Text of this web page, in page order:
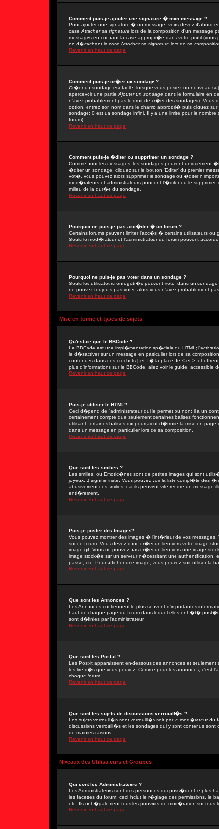
Comment puis-je ajouter une signature � mon message ?
Pour ajouter une signature � un message, vous devez d'abord
case Attacher sa signature lors de la composition d'un message
messages en cochant la case appropri�e dans votre profil
en d�cochant la case Attacher sa signature lors de sa
Revenir en haut de page
Comment puis-je cr�er un sondage ?
Cr�er un sondage est facile; lorsque vous postez un nouveau
apercevoir une partie Ajouter un sondage dans le formulaire en
n'avez probablement pas le droit de cr�er des sondages). Vous
option, entrez son nom dans le champ appropri� puis cliquez
sondage; 0 est un sondage infini. Il y a une limite pour le
forum).
Revenir en haut de page
Comment puis-je �diter ou supprimer un sondage ?
Comme pour les messages, les sondages peuvent
�diter un sondage, cliquez sur le bouton 'Editer' du premier
vot�, vous pouvez alors supprimer le sondage ou �diter
mod�rateurs et administrateurs pourront l'�diter ou le
milieu de la dur�e du sondage.
Revenir en haut de page
Pourquoi ne puis-je pas acc�der � un forum ?
Certains forums peuvent limiter l'acc�s � certains utilisateurs ou
Seuls le mod�rateur et l'administrateur du forum peuvent
Revenir en haut de page
Pourquoi ne puis-je pas voter dans un sondage ?
Seuls les utilisateurs enregistr�s peuvent voter dans un
ne pouvez toujours pas voter, alors vous n'avez probablement
Revenir en haut de page
Mise en forme et types de sujets
Qu'est-ce que le BBCode ?
Le BBCode est une impl�mentation sp�ciale du HTML;
le d�sactiver sur un message en particulier lors de sa
contenues dans des crochets [ et ] � la place de < et >, et
plus d'informations sur le BBCode, allez voir le guide, accessible
Revenir en haut de page
Puis-je utiliser le HTML?
Ceci d�pend de l'administrateur qui le permet ou non; il a un
certainement compte que seulement certaines balises
utilisant certaines balises qui pourraient d�truire la mise en
dans un message en particulier lors de sa composition.
Revenir en haut de page
Que sont les smilies ?
Les smilies, ou Emotic�nes sont de petites images qui sont
joyeux, :( signifie triste. Vous pouvez voir la liste compl�te des
abusivement ces smilies, car ils peuvent vite rendre un
enti�rement.
Revenir en haut de page
Puis-je poster des Images?
Vous pouvez montrer des images � l'int�rieur de vos messages.
sur ce forum. Vous devez donc cr�er un lien vers votre image
image.gif. Vous ne pouvez pas cr�er un lien vers une image
image stock�e sur un serveur n�cessitant une authentification,
passe, etc. Pour afficher une image, vous pouvez soit utiliser la
Revenir en haut de page
Que sont les Annonces ?
Les Annonces contiennent le plus souvent d'importantes
haut de chaque page du forum dans lequel elles ont �t�
sont d�finies par l'administrateur.
Revenir en haut de page
Que sont les Post-it ?
Les Post-it apparaissent en-dessous des annonces et
les lire d�s que vous pouvez. Comme pour les annonces, c'est
chaque forum.
Revenir en haut de page
Que sont les sujets de discussions verrouill�s ?
Les sujets verrouill�s sont verrouill�s soit par le mod�rateur du
discussions verrouill�s et les sondages qui y sont contenus
de maintes raisons.
Revenir en haut de page
Niveaux des Utilisateurs et Groupes
Qui sont les Administrateurs ?
Les Administrateurs sont des personnes qui poss�dent le plus
les facettes du forum; ceci inclut le r�glage des permissions, le
etc. Ils ont �galement tous les pouvoirs de mod�ration sur tous
Revenir en haut de page